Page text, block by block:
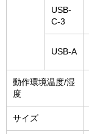
USB-
C-3
USB-A
動作環境温度/湿
度
サイズ